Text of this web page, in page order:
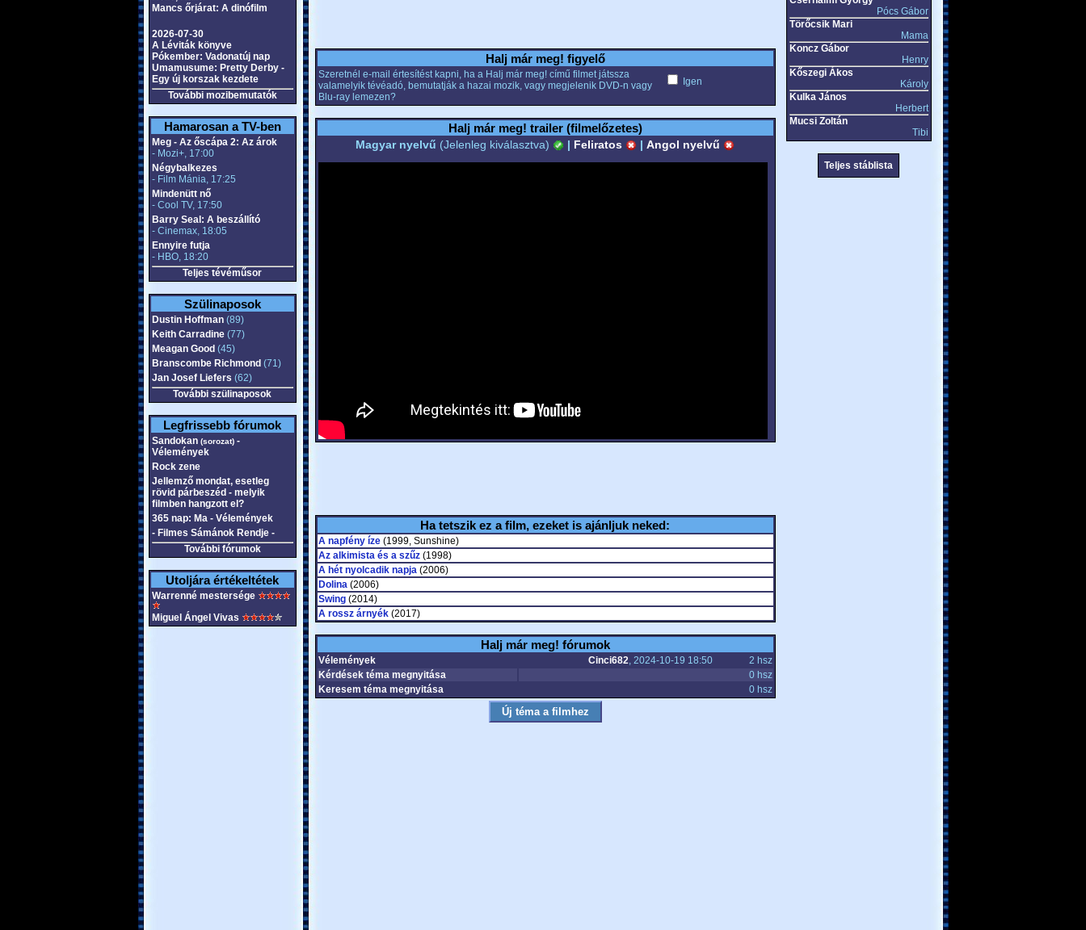
Mancs őrjárat: A dinófilm
2026-07-30
A Léviták könyve
Pókember: Vadonatúj nap
Umamusume: Pretty Derby -
Egy új korszak kezdete
További mozibemutatók
Hamarosan a TV-ben
Meg - Az őscápa 2: Az árok
- Mozi+, 17:00
Négybalkezes
- Film Mánia, 17:25
Mindenütt nő
- Cool TV, 17:50
Barry Seal: A beszállító
- Cinemax, 18:05
Ennyire futja
- HBO, 18:20
Teljes tévéműsor
Szülinaposok
Dustin Hoffman(89)
Keith Carradine(77)
Meagan Good (45)
Branscombe Richmond (71)
Jan Josef Liefers (62)
További szülinaposok
Legfrissebb fórumok
Sandokan (sorozat)-
Vélemények
Rock zene
Jellemző mondat, esetleg
rövid párbeszéd - melyik
filmben hangzott el?
365 nap: Ma - Vélemények
- Filmes Sámánok Rendje -
További fórumok
Utoljára értékeltétek
Warrenné mestersége
Miguel Ángel Vivas
Halj már meg! figyelő
Szeretnél e-mail értesítést kapni, ha a Halj már meg! című filmet játssza
valamelyik tévéadó, bemutatják a hazai mozik, vagy megjelenik DVD-n vagy
Blu-ray lemezen?
Igen
Halj már meg! trailer (filmelőzetes)
Magyar nyelvű (Jelenleg kiválasztva) | Feliratos | Angol nyelvű
Ha tetszik ez a film, ezeket is ajánljuk neked:
A napfény íze(1999, Sunshine)
Az alkimista és a szűz(1998)
A hét nyolcadik napja(2006)
Dolina(2006)
Swing(2014)
A rossz árnyék(2017)
Halj már meg! fórumok
Vélemények Cinci682, 2024-10-19 18:50
2 hsz
Kérdések téma megnyitása
0 hsz
Keresem téma megnyitása
0 hsz
Pócs Gábor
Törőcsik Mari
Mama
Koncz Gábor
Henry
Kőszegi Ákos
Károly
Kulka János
Herbert
Mucsi Zoltán
Tibi
Teljes stáblista